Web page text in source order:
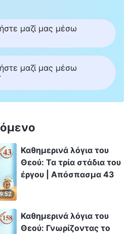
μαζί μας μέσω
μαζί μας μέσω
9:52
Καθημερινά λόγια του
Θεού: Τα τρία στάδια του
έργου | Απόσπασμα 43
Καθημερινά λόγια του
Θεού: Γνωρίζοντας το